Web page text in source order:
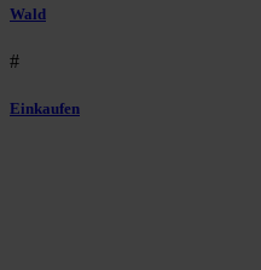
Wald
#
Einkaufen